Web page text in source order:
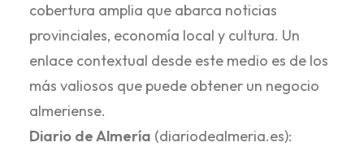
cobertura amplia que abarca noticias
provinciales, economía local y cultura. Un
enlace contextual desde este medio es de los
más valiosos que puede obtener un negocio
almeriense.
Diario de Almería (diariodealmeria.es):